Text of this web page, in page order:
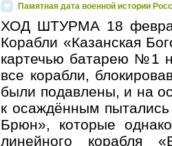
Памятная дата военной истории
ХОД ШТУРМА 18
Корабли «Казанская
картечью батарею №1
все корабли,
были подавлены, и на
к осаждённым
Брюн», которые
линейного корабля